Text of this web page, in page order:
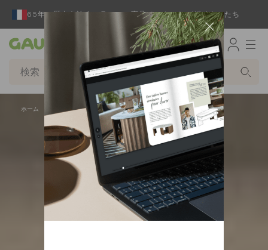
65年の歴史を誇るフランスの家具メーカーとデザイナーたち
Gautier
ホーム ホームオフィス家具 ダイニングチェア